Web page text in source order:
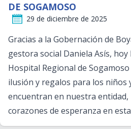
DE SOGAMOSO
29 de diciembre de 2025
Gracias a la Gobernación de
gestora social Daniela Asís,
Hospital Regional de
ilusión y regalos para los niños
encuentran en nuestra entidad,
corazones de esperanza en